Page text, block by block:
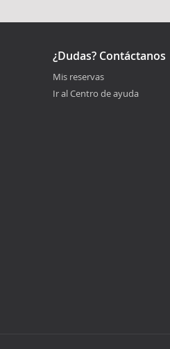
¿Dudas? Contáctanos
Mis reservas
Ir al Centro de ayuda